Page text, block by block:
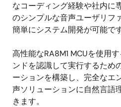
なコーディング経験や社内に
のシンプルな音声ユーザリフ
簡単にシステム開発が可能です
高性能なRA8M1 MCUを使用
ンドを認識して実行するため
ーションを構築し、完全なエ
声ソリューションに自然言語
きます。